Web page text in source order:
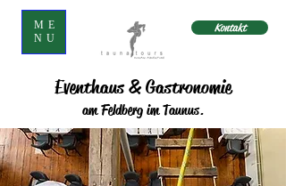
ME
NU
Kontakt
Eventhaus & Gastronomie
am Feldberg im Taunus.